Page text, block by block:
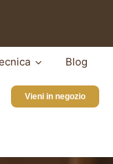
Blog
Vieni in negozio